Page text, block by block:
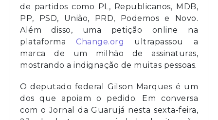
de partidos como PL, Republicanos, MDB,
PP, PSD, União, PRD, Podemos e Novo.
Além disso, uma petição online na
plataforma Change.org
ultrapassou a
marca de um milhão de assinaturas,
mostrando a indignação de muitas pessoas.
O deputado federal Gilson Marques é um
dos que apoiam o pedido. Em conversa
com o Jornal da Guarujá nesta sexta-feira,